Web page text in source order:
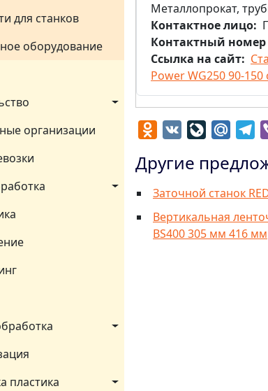
для станков
оборудование
организации
пластика
Металлопрокат,
Контактное лицо
Контактный номер
Ссылка на сайт
Power WG250 90-
Odnoklassniki
VK LiveJournal
Другие
Заточной станок
Вертикальная
BS400 305 мм 416 мм